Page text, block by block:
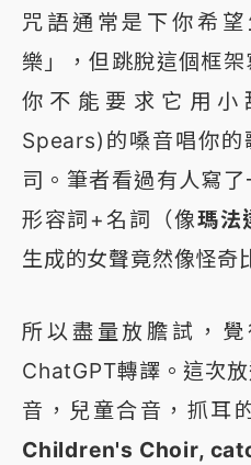
咒語通常是下你希
樂」，但跳脫這個框
你不能要求它用小
Spears)的嗓音唱你的
司。筆者看過有人寫
形容詞+名詞（像瑪法
生成的女聲竟然像怪
所以盡量放膽試，
ChatGPT轉譯。這次
音，兒童合音，抓耳
Children's Choir,